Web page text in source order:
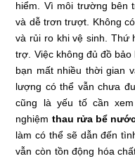
hiểm. Vì môi trường bên
và dễ trơn trượt. Không
và rủi ro khi vệ sinh. Thứ
trợ. Việc không đủ đồ
bạn mất nhiều thời gian
lượng có thể vẫn chưa
cũng là yếu tố cần
nghiệm thau rửa bể
làm có thể sẽ dẫn đến
vẫn còn tồn động hóa